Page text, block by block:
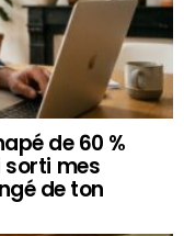
de 60 %
sorti mes
de ton